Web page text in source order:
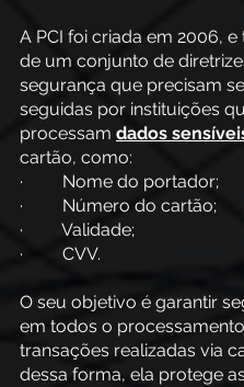
A PCI foi criada em 2006,
de um conjunto de
segurança que precisam
seguidas por instituições
processam dados
cartão, como:
·         Nome do portador;
·         Número do cartão;
·         Validade;
·         CVV.
O seu objetivo é garantir
em todos o
transações realizadas via
dessa forma, ela protege